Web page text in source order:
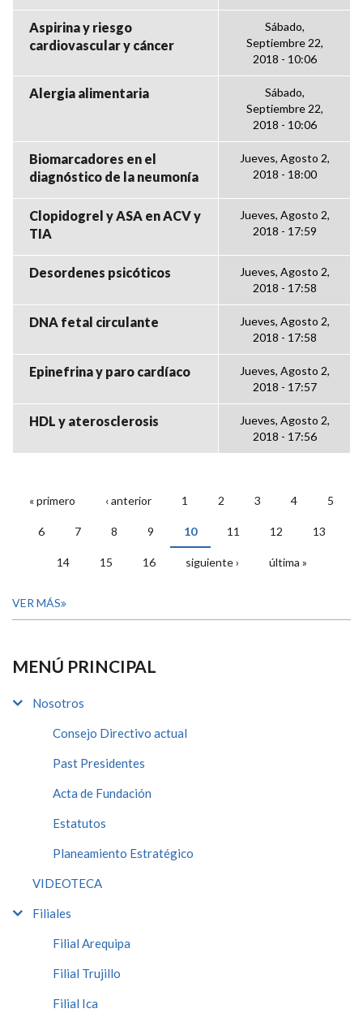
Aspirina y riesgo
cardiovascular y cáncer
Sábado,
Septiembre 22,
2018 - 10:06
Alergia alimentaria
Sábado,
Septiembre 22,
2018 - 10:06
Biomarcadores en el
diagnóstico de la neumonía
Jueves, Agosto 2,
2018 - 18:00
Clopidogrel y ASA en ACV y
TIA
Jueves, Agosto 2,
2018 - 17:59
Desordenes psicóticos
Jueves, Agosto 2,
2018 - 17:58
DNA fetal circulante
Jueves, Agosto 2,
2018 - 17:58
Epinefrina y paro cardíaco
Jueves, Agosto 2,
2018 - 17:57
HDL y aterosclerosis
Jueves, Agosto 2,
2018 - 17:56
PÁGINAS
« primero ‹ anterior 1 2 3 4 5
6 7 8 9 10 11 12 13
14 15 16 siguiente › última »
VER MÁS
MENÚ PRINCIPAL
Nosotros
Consejo Directivo actual
Past Presidentes
Acta de Fundación
Estatutos
Planeamiento Estratégico
VIDEOTECA
Filiales
Filial Arequipa
Filial Trujillo
Filial Ica